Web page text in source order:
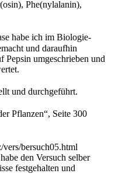
Phe(nylalanin),
habe ich im Biologie-
und daraufhin
Pepsin umgeschrieben und
und durchgeführt.
Pflanzen“, Seite 300
bersuch05.html
den Versuch selber
festgehalten und